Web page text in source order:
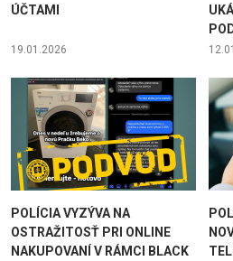
ÚČTAMI
19.01.2026
POLÍCIA VYZÝVA NA
OSTRAŽITOSŤ PRI ONLINE
NAKUPOVANÍ V RÁMCI BLACK